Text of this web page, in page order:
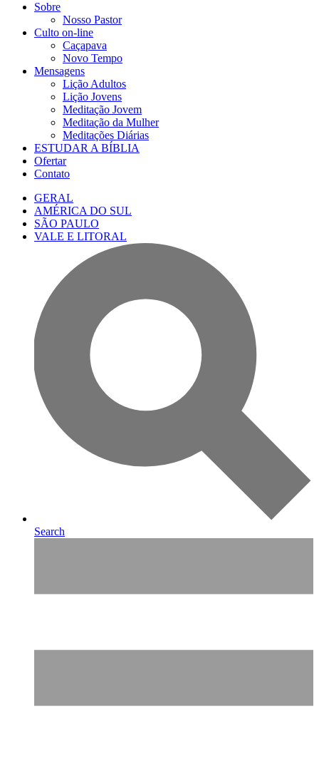
Sobre
Nosso Pastor
Culto on-line
Caçapava
Novo Tempo
Mensagens
Lição Adultos
Lição Jovens
Meditação Jovem
Meditação da Mulher
Meditações Diárias
ESTUDAR A BÍBLIA
Ofertar
Contato
GERAL
AMÉRICA DO SUL
SÃO PAULO
VALE E LITORAL
Search